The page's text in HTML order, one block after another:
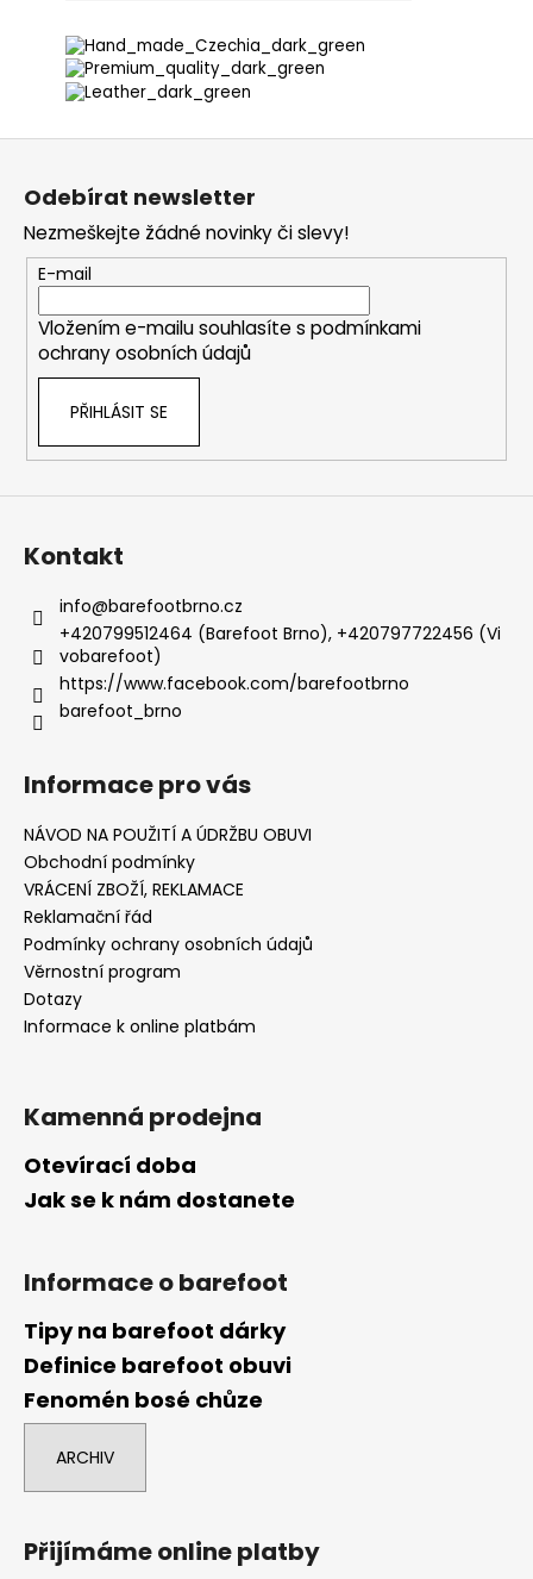
Z
Odebírat newsletter
Nezmeškejte žádné novinky či slevy!
E-mail
Vložením e-mailu souhlasíte s podmínkami
ochrany osobních údajů
PŘIHLÁSIT SE
Kontakt
info@barefootbrno.cz
+420799512464 (Barefoot Brno), +420797722456 (Vi
vobarefoot)
https://www.facebook.com/barefootbrno
barefoot_brno
Informace pro vás
NÁVOD NA POUŽITÍ A ÚDRŽBU OBUVI
Obchodní podmínky
VRÁCENÍ ZBOŽÍ, REKLAMACE
Reklamační řád
Podmínky ochrany osobních údajů
Věrnostní program
Dotazy
Informace k online platbám
Kamenná prodejna
Otevírací doba
Jak se k nám dostanete
Informace o barefoot
Tipy na barefoot dárky
Definice barefoot obuvi
Fenomén bosé chůze
ARCHIV
Přijímáme online platby